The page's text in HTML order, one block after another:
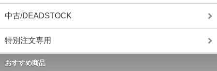
中古/DEADSTOCK
特別注文専用
おすすめ商品